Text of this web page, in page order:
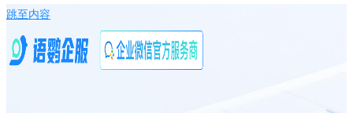
跳至内容